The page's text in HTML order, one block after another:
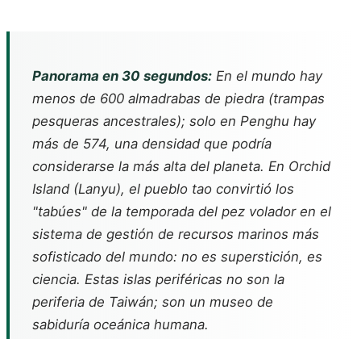
Panorama en 30 segundos: En el mundo hay
menos de 600 almadrabas de piedra (trampas
pesqueras ancestrales); solo en Penghu hay
más de 574, una densidad que podría
considerarse la más alta del planeta. En Orchid
Island (Lanyu), el pueblo tao convirtió los
"tabúes" de la temporada del pez volador en el
sistema de gestión de recursos marinos más
sofisticado del mundo: no es superstición, es
ciencia. Estas islas periféricas no son la
periferia de Taiwán; son un museo de
sabiduría oceánica humana.